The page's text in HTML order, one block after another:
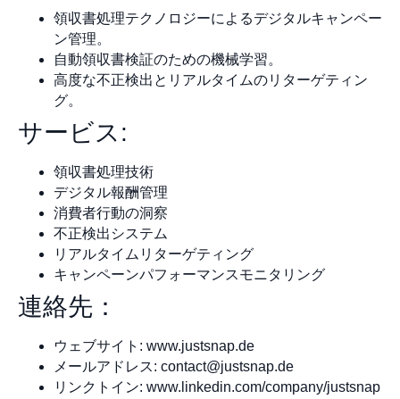
領収書処理テクノロジーによるデジタルキャンペー
ン管理。
自動領収書検証のための機械学習。
高度な不正検出とリアルタイムのリターゲティン
グ。
サービス:
領収書処理技術
デジタル報酬管理
消費者行動の洞察
不正検出システム
リアルタイムリターゲティング
キャンペーンパフォーマンスモニタリング
連絡先：
ウェブサイト: www.justsnap.de
メールアドレス: contact@justsnap.de
リンクトイン: www.linkedin.com/company/justsnap